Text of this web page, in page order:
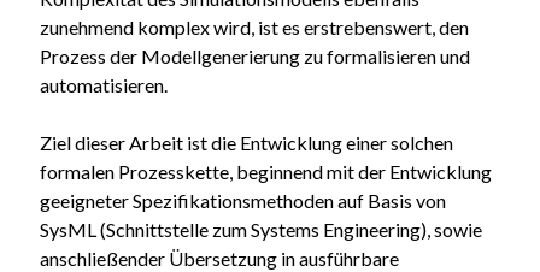
zunehmend komplex wird, ist es erstrebenswert, den
Prozess der Modellgenerierung zu formalisieren und
automatisieren.
Ziel dieser Arbeit ist die Entwicklung einer solchen
formalen Prozesskette, beginnend mit der Entwicklung
geeigneter Spezifikationsmethoden auf Basis von
SysML (Schnittstelle zum Systems Engineering), sowie
anschließender Übersetzung in ausführbare